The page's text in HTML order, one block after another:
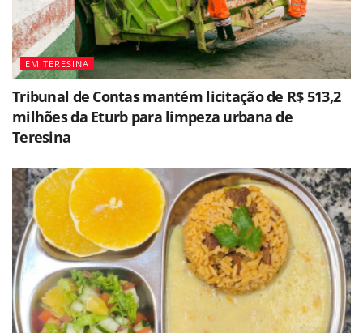
EM TERESINA
Tribunal de Contas mantém licitação de R$ 513,2
milhões da Eturb para limpeza urbana de
Teresina